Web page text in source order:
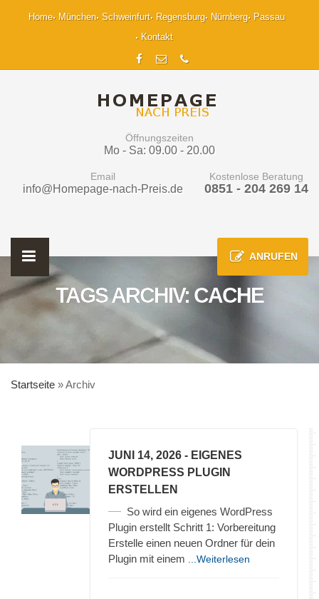
Home München Schweinfurt Regensburg Nürnberg
Passau
Kontakt
Öffnungszeiten
Mo - Sa: 09.00 - 20.00
Email
info@Homepage-nach-Preis.de
Kostenlose Beratung
0851 - 204 269 14
ANRUFEN
TAGS ARCHIV: CACHE
Startseite »Archiv
JUNI 14, 2026 - EIGENES
WORDPRESS PLUGIN
ERSTELLEN
So wird ein eigenes WordPress
Plugin erstellt Schritt 1: Vorbereitung
Erstelle einen neuen Ordner für dein
Plugin mit einem
...Weiterlesen